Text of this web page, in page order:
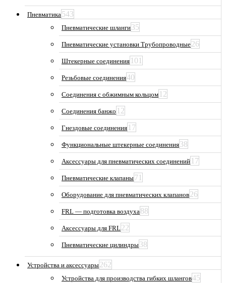
Пневматика543
Пневматические шланги35
Пневматические установки Трубопроводные26
Штекерные соединения 101
Резьбовые соединения40
Соединения с обжимным кольцом 12
Соединения банжо 12
Гнездовые соединения 17
Функциональные штекерные соединения38
Аксессуары для пневматических соединений 17
Пневматические клапаны71
Оборудование для пневматических клапанов26
FRL — подготовка воздуха88
Аксессуары для FRL22
Пневматические цилиндры38
Устройства и аксессуары262
Устройства для производства гибких шлангов45